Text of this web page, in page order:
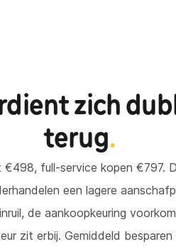
zich
terug.
€498, full-service kopen €797.
een lagere
de aankoopkeuring
zit erbij. Gemiddeld